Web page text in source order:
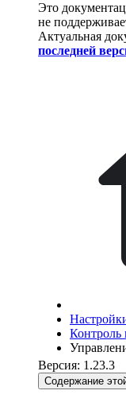
Это
не
Актуальная
последней
Контроль
Версия: 1.23.3
Содержание